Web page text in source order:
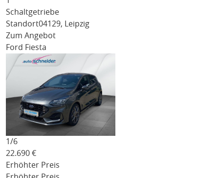
Schaltgetriebe
Standort04129, Leipzig
Zum Angebot
Ford Fiesta
1/6
22.690 €
Erhöhter Preis